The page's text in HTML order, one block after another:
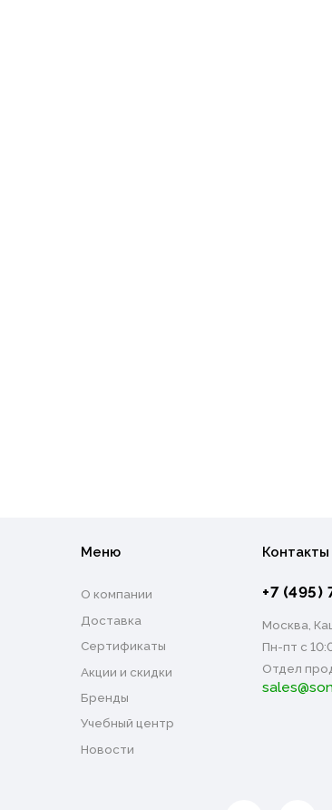
Меню
О компании
Доставка
Сертификаты
Акции и скидки
Бренды
Учебный центр
Новости
Контакты
+7 (495)
Москва,
Пн-пт с
Отдел